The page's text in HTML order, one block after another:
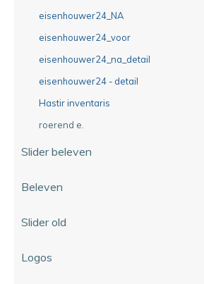
eisenhouwer24_NA
eisenhouwer24_voor
eisenhouwer24_na_detail
eisenhouwer24 - detail
Hastir inventaris
roerend e.
Slider beleven
Beleven
Slider old
Logos